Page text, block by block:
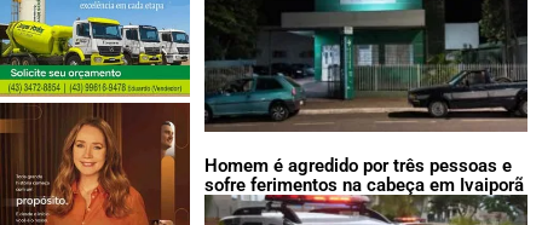
Homem é agredido por três pessoas e
sofre ferimentos na cabeça em Ivaiporã